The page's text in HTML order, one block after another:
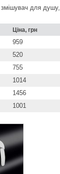
змішувач для душу,
Ціна, грн
959
520
755
1014
1456
1001